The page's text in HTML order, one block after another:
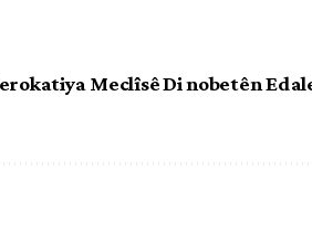
MeclîsêDi nobetên